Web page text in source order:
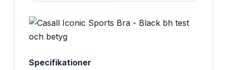
Specifikationer